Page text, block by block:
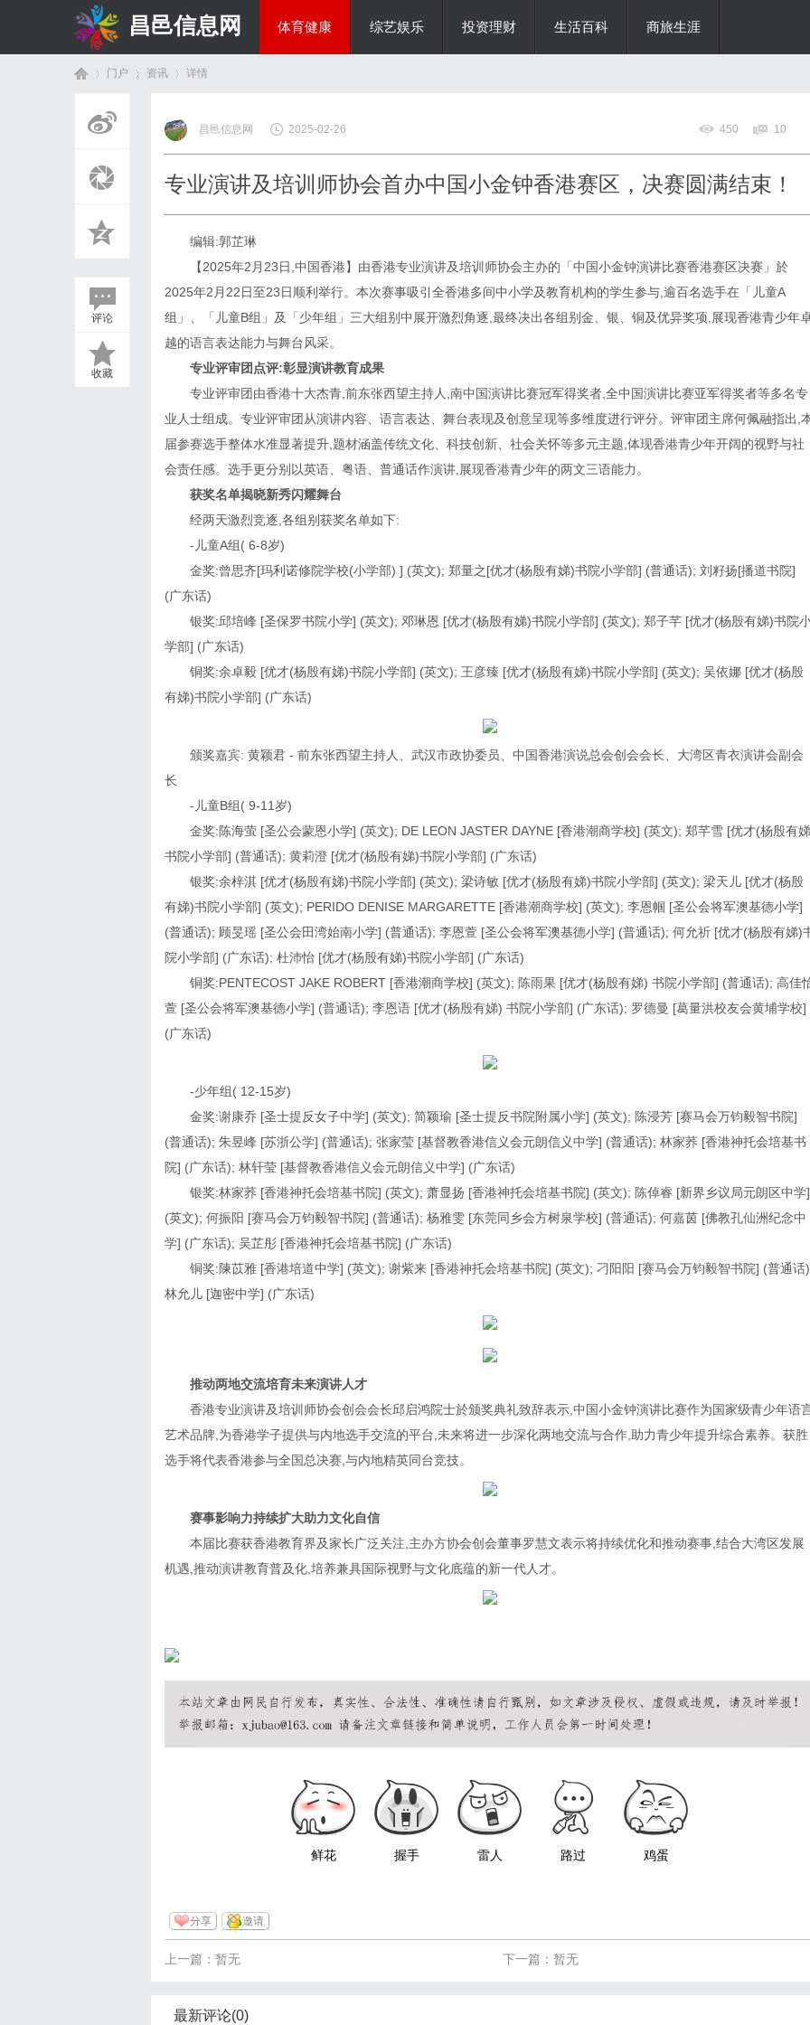
昌邑信息网 体育健康 综艺娱乐 投资理财 生活百科 商旅生涯
门户 资讯
›
详情
评论
收藏
昌邑信息网 2025-02-26 450 10
专业演讲及培训师协会首办中国小金钟香港赛区，决赛圆满结束！
编辑:郭芷琳
【2025年2月23日,中国香港】由香港专业演讲及培训师协会主办的「中国小金钟演讲比赛香港赛区决赛」於
2025年2月22日至23日顺利举行。本次赛事吸引全香港多间中小学及教育机构的学生参与,逾百名选手在「儿童A
组」、「儿童B组」及「少年组」三大组别中展开激烈角逐,最终决出各组别金、银、铜及优异奖项,展现香港青少年
越的语言表达能力与舞台风采。
专业评审团点评:彰显演讲教育成果
专业评审团由香港十大杰青,前东张西望主持人,南中国演讲比赛冠军得奖者,全中国演讲比赛亚军得奖者等多名专
业人士组成。专业评审团从演讲内容、语言表达、舞台表现及创意呈现等多维度进行评分。评审团主席何佩融指出,
届参赛选手整体水准显著提升,题材涵盖传统文化、科技创新、社会关怀等多元主题,体现香港青少年开阔的视野与社
会责任感。选手更分别以英语、粤语、普通话作演讲,展现香港青少年的两文三语能力。
获奖名单揭晓新秀闪耀舞台
经两天激烈竞逐,各组别获奖名单如下:
-儿童A组( 6-8岁)
金奖:曾思齐[玛利诺修院学校(小学部) ] (英文); 郑量之[优才(杨殷有娣)书院小学部] (普通话); 刘籽扬[播道书院]
(广东话)
银奖:邱培峰 [圣保罗书院小学] (英文); 邓琳恩 [优才(杨殷有娣)书院小学部] (英文); 郑子芊 [优才(杨殷有娣)书院
学部] (广东话)
铜奖:余卓毅 [优才(杨殷有娣)书院小学部] (英文); 王彦臻 [优才(杨殷有娣)书院小学部] (英文); 吴依娜 [优才(杨殷
有娣)书院小学部] (广东话)
颁奖嘉宾: 黄颖君 - 前东张西望主持人、武汉市政协委员、中国香港演说总会创会会长、大湾区青衣演讲会副会
长
-儿童B组( 9-11岁)
金奖:陈海萤 [圣公会蒙恩小学] (英文); DE LEON JASTER DAYNE [香港潮商学校] (英文); 郑芊雪 [优才(杨殷有
书院小学部] (普通话); 黄莉澄 [优才(杨殷有娣)书院小学部] (广东话)
银奖:余梓淇 [优才(杨殷有娣)书院小学部] (英文); 梁诗敏 [优才(杨殷有娣)书院小学部] (英文); 梁天儿 [优才(杨殷
有娣)书院小学部] (英文); PERIDO DENISE MARGARETTE [香港潮商学校] (英文); 李恩帼 [圣公会将军澳基德小学]
(普通话); 顾旻瑶 [圣公会田湾始南小学] (普通话); 李恩萱 [圣公会将军澳基德小学] (普通话); 何允祈 [优才(杨殷有娣)
院小学部] (广东话); 杜沛怡 [优才(杨殷有娣)书院小学部] (广东话)
铜奖:PENTECOST JAKE ROBERT [香港潮商学校] (英文); 陈雨果 [优才(杨殷有娣) 书院小学部] (普通话); 高佳
萱 [圣公会将军澳基德小学] (普通话); 李恩语 [优才(杨殷有娣) 书院小学部] (广东话); 罗德曼 [葛量洪校友会黄埔学校]
(广东话)
-少年组( 12-15岁)
金奖:谢康乔 [圣士提反女子中学] (英文); 简颖瑜 [圣士提反书院附属小学] (英文); 陈浸芳 [赛马会万钧毅智书院]
(普通话); 朱昱峰 [苏浙公学] (普通话); 张家莹 [基督教香港信义会元朗信义中学] (普通话); 林家荞 [香港神托会培基书
院] (广东话); 林轩莹 [基督教香港信义会元朗信义中学] (广东话)
银奖:林家荞 [香港神托会培基书院] (英文); 萧显扬 [香港神托会培基书院] (英文); 陈倬睿 [新界乡议局元朗区中学]
(英文); 何振阳 [赛马会万钧毅智书院] (普通话); 杨雅雯 [东莞同乡会方树泉学校] (普通话); 何嘉茵 [佛教孔仙洲纪念中
学] (广东话); 吴芷彤 [香港神托会培基书院] (广东话)
铜奖:陳苡雅 [香港培道中学] (英文); 谢紫来 [香港神托会培基书院] (英文); 刁阳阳 [赛马会万钧毅智书院] (普通话
林允儿 [迦密中学] (广东话)
推动两地交流培育未来演讲人才
香港专业演讲及培训师协会创会会长邱启鸿院士於颁奖典礼致辞表示,中国小金钟演讲比赛作为国家级青少年语
艺术品牌,为香港学子提供与内地选手交流的平台,未来将进一步深化两地交流与合作,助力青少年提升综合素养。获胜
选手将代表香港参与全国总决赛,与内地精英同台竞技。
赛事影响力持续扩大助力文化自信
本届比赛获香港教育界及家长广泛关注,主办方协会创会董事罗慧文表示将持续优化和推动赛事,结合大湾区发展
机遇,推动演讲教育普及化,培养兼具国际视野与文化底蕴的新一代人才。
鲜花 握手 雷人 路过 鸡蛋
分享 邀请
下一篇：暂无
上一篇：暂无
最新评论(0)